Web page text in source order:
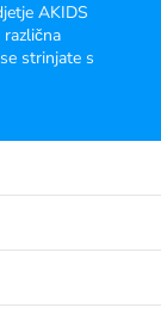
AKIDS
strinjate s